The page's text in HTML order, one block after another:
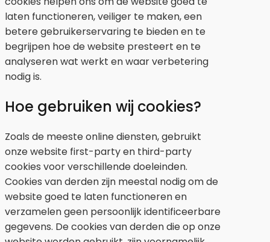
laten functioneren, veiliger te maken, een
betere gebruikerservaring te bieden en te
begrijpen hoe de website presteert en te
analyseren wat werkt en waar verbetering
nodig is.
Hoe gebruiken wij cookies?
Zoals de meeste online diensten, gebruikt
onze website first-party en third-party
cookies voor verschillende doeleinden.
Cookies van derden zijn meestal nodig om de
website goed te laten functioneren en
verzamelen geen persoonlijk identificeerbare
gegevens. De cookies van derden die op onze